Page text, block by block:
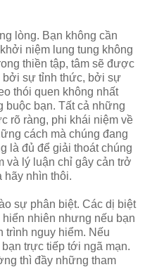
lòng. Bạn không cần
niệm lung tung không
thiền tập, tâm sẽ được
bởi sự tỉnh thức, bởi sự
thói quen không nhất
buộc bạn. Tất cả những
rõ ràng, phi khái niệm về
cách mà chúng đang
là đủ để giải thoát chúng
và lý luận chỉ gây cản trở
hãy nhìn thôi.
sự phân biệt. Các dị biệt
nhiên nhưng nếu bạn
trình nguy hiểm. Nếu
trực tiếp tới ngã mạn.
thì đầy những tham